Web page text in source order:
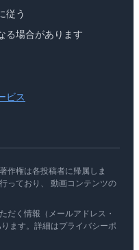
従う
る場合があります
ビス
作権は各投稿者に帰属しま
っており、 動画コンテンツの
だく情報（メールアドレス・
ます。詳細はプライバシーポ